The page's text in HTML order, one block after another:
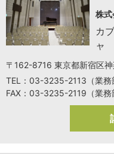
株
カ
ャ
〒162-8716 東京都新宿区
TEL：03-3235-2113（業務
FAX：03-3235-2119（業務